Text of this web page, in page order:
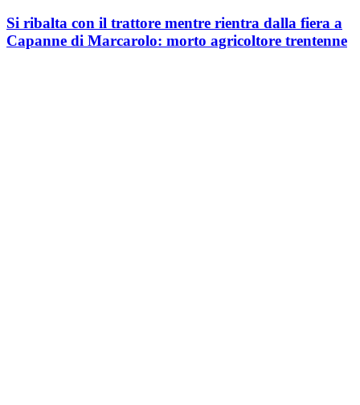
Si ribalta con il trattore mentre rientra dalla fiera a
Capanne di Marcarolo: morto agricoltore trentenne